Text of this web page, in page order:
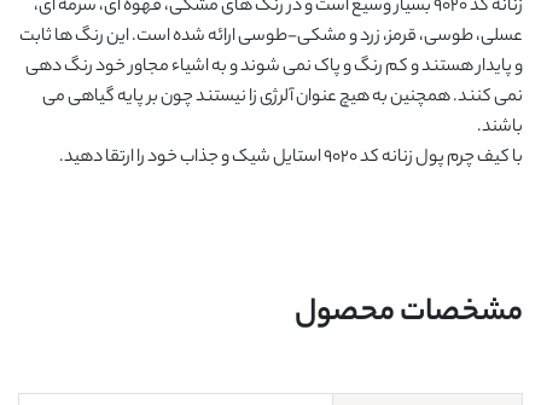
زنانه کد 9020
بسیار وسیع است و در رنگ هایمشکی، قهوه ای، سرمه ای،
عسلی، طوسی، قرمز، زرد و مشکی-طوسیارائه شده است. این رنگ ها ثابت
و پایدار هستند و کم رنگ و پاک نمی شوند و به اشیاء مجاور خود رنگ دهی
نمی کنند. همچنین به هیچ عنوان آلرژی زا نیستند چون بر پایه گیاهی می
باشند.
کیف چرم پول زنانه کد 9020 استایل شیک و جذاب خود را ارتقا دهید.
مشخصات محصول